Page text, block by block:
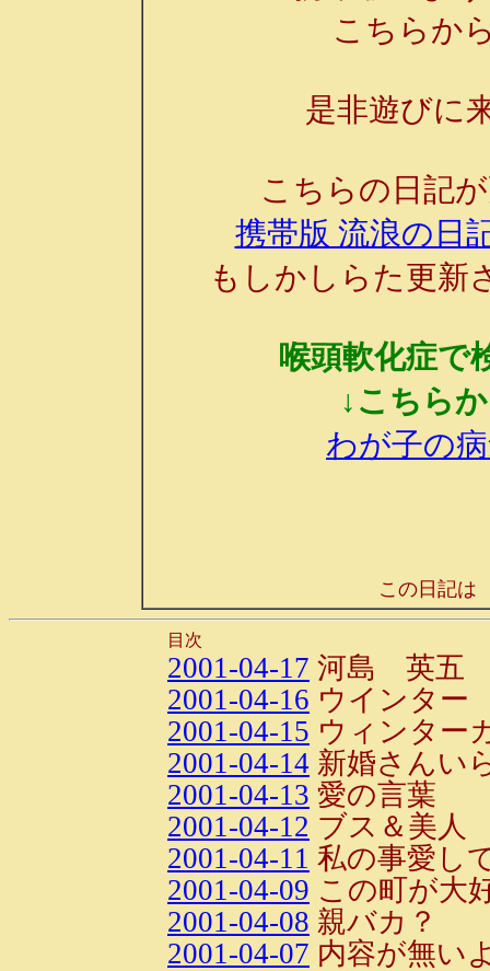
こちらか
是非遊びに
こちらの日記
携帯版 流浪の日
もしかしらた更新
喉頭軟化症で
↓こちら
わが子の
この日記は
目次
2001-04-17 河島 英五
2001-04-16 ウインタ
2001-04-15 ウィンター
2001-04-14 新婚さんい
2001-04-13 愛の言葉
2001-04-12 ブス＆美人
2001-04-11 私の事愛し
2001-04-09 この町が大
2001-04-08 親バカ？
2001-04-07 内容が無い